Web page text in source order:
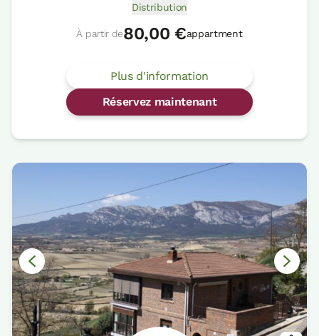
Distribution
À partir de80,00 €appartment
Plus d'information
Réservez maintenant